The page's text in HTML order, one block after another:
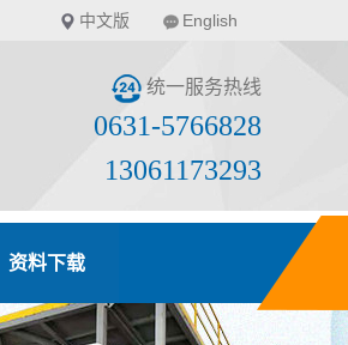
中文版 English
统一服务热线
0631-5766828
13061173293
资料下载